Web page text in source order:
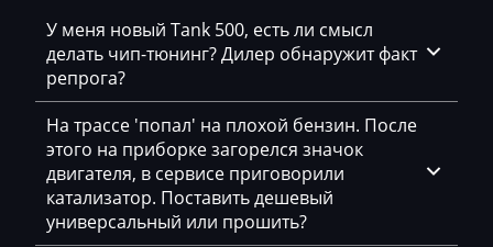
Daewoo
DAF
Daihatsu
Dammann
Derways
Deutz
Siemens PPD1.1-1.5
Simos 10xx
Simos 11xx
Simos 12xx
Simos 18xx
v0693y590AM_getriebe_DSG_DD3y C90S
v0696e320AM___getriebe_DSG_cD6e_C90S
v069A9300AM___getriebe_DSG_cDA9 C90S
v069A9700AM_getriebe_DSG_cDA9 C26S
v069Q6630AM_getriebe_DSG_cDQ6_C65S
У меня новый Tank 500, есть ли смысл
делать чип-тюнинг? Дилер обнаружит факт
репрога?
На трассе 'попал' на плохой бензин. После
этого на приборке загорелся значок
двигателя, в сервисе приговорили
катализатор. Поставить дешевый
универсальный или прошить?